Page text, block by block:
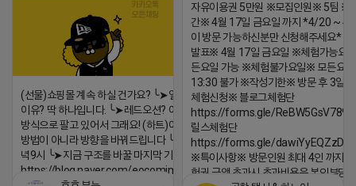
https://m.blog.naver.com/wlgus1647/224253846149
2026-04-18 17:23
자유이용권 5만원 ※모집인원※ 5팀 ※
간※ 4월 17일 금요일 까지 *4/20 ~ 4/
이 방문 가능하신분만 신청해주세요* ※
발표※ 4월 17일 금요일 ※체험가능요
든요일 가능 ※체험불가요일※ 모든요
13:30 불가 ※작성기한※ 방문 후 3일
체험신청※ 블로그체험단
https://forms.gle/
릴스체험단
https://forms.gle/
※특이사항※ 방문인원 최대 4인 까지
험권 금액 초과시 초과비용은 본인부담
(선물)쇼핑몰 계속 하실 건가요? ╰➤열심히 해도 안되는
이유? 딱 하나입니다. ╰➤레드오션? 아니요! ╰➤모두 같은
방식으로 팔고 있어서 그래요! (하트)이번엔 다릅니다. ╰➤
방법이 아니라 방향을 바꿔드립니다 ╰➤4월 21일(화) 저
녁9시 ╰➤지금 구조를 바꿀 마지막 기회
https://blog.naver.com/eocomim/224250518436